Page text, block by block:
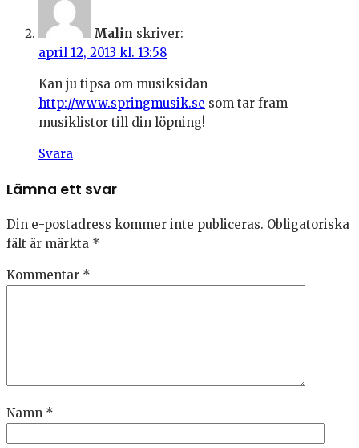
Malin skriver:
april 12, 2013 kl. 13:58
Kan ju tipsa om musiksidan
http://www.springmusik.se som tar fram
musiklistor till din löpning!
Svara
Lämna ett svar
Din e-postadress kommer inte publiceras. Obligatoriska
fält är märkta *
Kommentar *
Namn *